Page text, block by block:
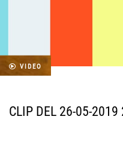
VIDEO
CLIP DEL 26-05-2019